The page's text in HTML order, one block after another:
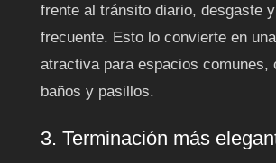
frente al tránsito diario, desgaste
frecuente. Esto lo convierte en
atractiva para espacios comunes,
baños y pasillos.
3. Terminación más